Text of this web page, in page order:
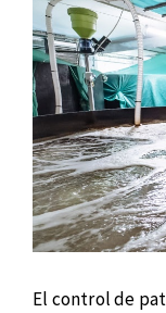
El control de